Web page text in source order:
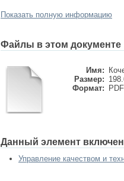
Показать полную информацию
Файлы в этом документе
Имя:
Размер:
Формат:
PDF
Данный элемент
Управление качеством и